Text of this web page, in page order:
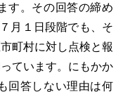
す。その回答の締め
月１日段階でも、そ
町村に対し点検と報
ています。にもかか
回答しない理由は何